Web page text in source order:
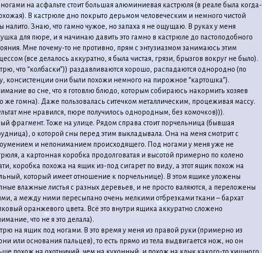
на асфальте стоит большая алюминиевая кастрюля (в реале была когда-
В кастрюле дно покрыто дерьмом человеческим и немного чистой
налито. Знаю, что гамно чужое, но запаха я не ощущаю. В руках у меня
для пюре, и я начинаю давить это гамно в кастрюле до пастоподобного
Мне почему-то не противно, прям с энтузиазмом занимаюсь этим
(все делалось аккуратно, я была чистая, грязи, брызгов вокруг не было).
что “колбаски”)) раздавливаются хорошо, распадаются однородно (по
консистенции они были похожи немного на пирожное “картошка”).
во сне, что я готовлю блюдо, которым собираюсь накормить хозяев
же гомна). Даже пользовалась ситечком металлическим, процеживая массу.
мне нравился, пюре получилось однородным, без комочков))).
фрагмент. Тоже на улице. Рядом справа стоит порчельница (бывшая
о которой сны перед этим выкладывала. Она на меня смотрит с
и непониманием происходящего. Под ногами у меня уже не
а картонная коробка продолговатая и высотой примерно по колено
коробка похожа на ящик из-под сигарет по виду, а этот ящик похож на
который имеет отношение к порчельнице). В этом ящике уложены
влажные листья с разных деревьев, и не просто валяются, а переложены
а между ними пересыпано очень мелкими отбрезками ткани – бархат
оранжевого цвета. Всё это внутри ящика аккуратно сложено
что не я это делала).
на ящик под ногами. В это время у меня из правой руки (примерно из
или основания пальцев), то есть прямо из тела выдвигается нож, но он